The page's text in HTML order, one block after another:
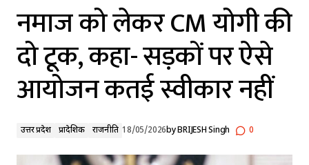
नमाज को लेकर CM योगी की
दो टूक, कहा- सड़कों पर ऐसे
आयोजन कतई स्वीकार नहीं
उत्तर प्रदेश प्रादेशिक राजनीति 18/05/2026byBRIJESH Singh 0